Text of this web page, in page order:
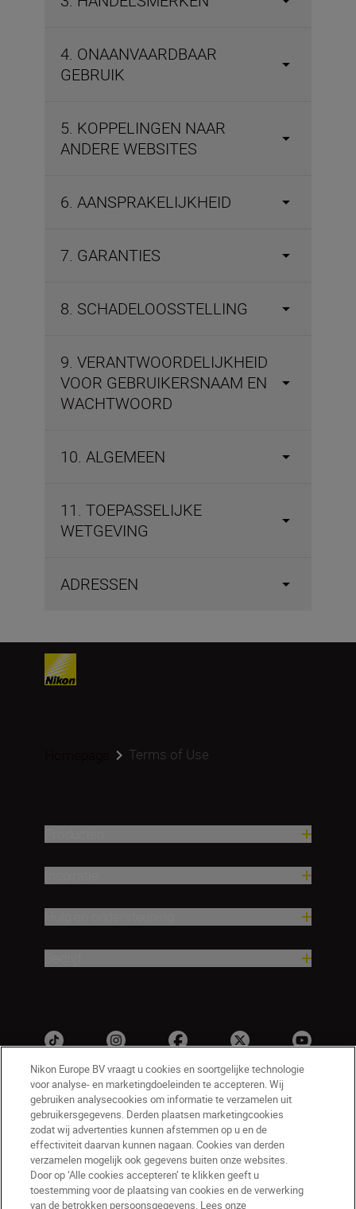
4. ONAANVAARDBAAR
GEBRUIK
5. KOPPELINGEN NAAR
ANDERE WEBSITES
6. AANSPRAKELIJKHEID
7. GARANTIES
8. SCHADELOOSSTELLING
9. VERANTWOORDELIJKHEID
VOOR GEBRUIKERSNAAM EN
WACHTWOORD
10. ALGEMEEN
11. TOEPASSELIJKE
WETGEVING
ADRESSEN
Terms of Use
NL Nikon Sites
Contact opnemen
Privacyverklaring
Nikon Europe BV vraagt u cookies en soortgelijke technologie
voor analyse- en marketingdoeleinden te accepteren. Wij
gebruiken analysecookies om informatie te verzamelen uit
gebruikersgegevens. Derden plaatsen marketingcookies
zodat wij advertenties kunnen afstemmen op u en de
effectiviteit daarvan kunnen nagaan. Cookies van derden
verzamelen mogelijk ook gegevens buiten onze websites.
Door op ‘Alle cookies accepteren’ te klikken geeft u
toestemming voor de plaatsing van cookies en de verwerking
van de betrokken persoonsgegevens. Lees onze